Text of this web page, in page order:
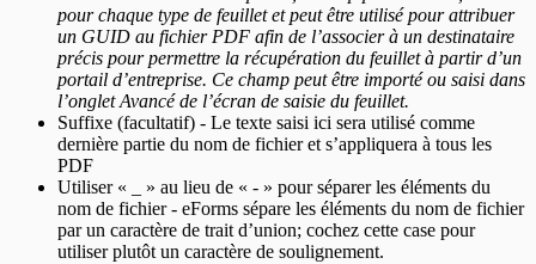
pour chaque type de feuillet et peut être utilisé pour attribuer
un GUID au fichier PDF afin de l’associer à un destinataire
précis pour permettre la récupération du feuillet à partir d’un
portail d’entreprise. Ce champ peut être importé ou saisi dans
l’onglet Avancé de l’écran de saisie du feuillet.
Suffixe (facultatif) - Le texte saisi ici sera utilisé comme
dernière partie du nom de fichier et s’appliquera à tous les
PDF
Utiliser « _ » au lieu de « - » pour séparer les éléments du
nom de fichier - eForms sépare les éléments du nom de fichier
par un caractère de trait d’union; cochez cette case pour
utiliser plutôt un caractère de soulignement.